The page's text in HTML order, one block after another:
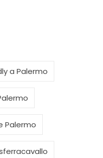
a Palermo
Palermo